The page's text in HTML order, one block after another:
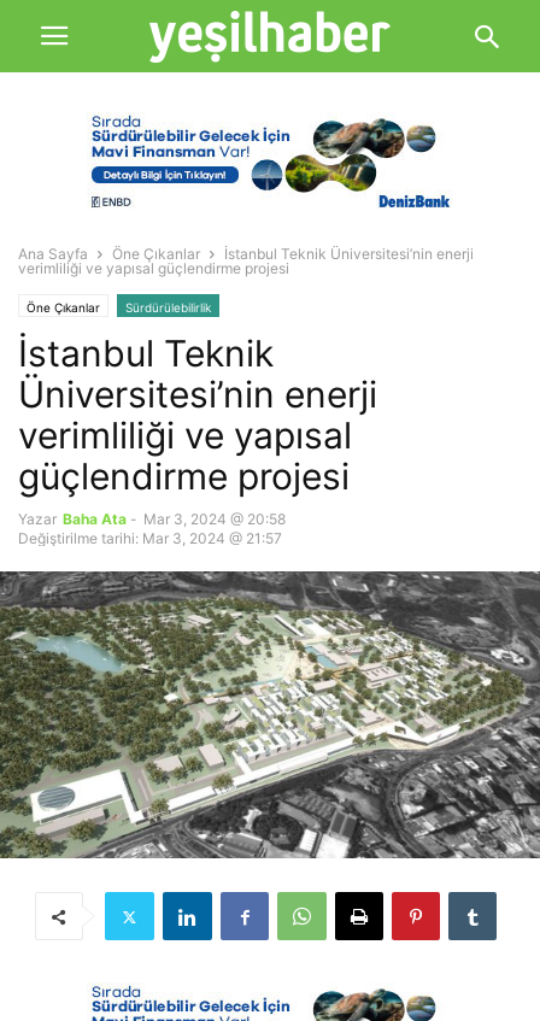
Ana Sayfa Öne Çıkanlar
İstanbul Teknik Üniversitesi’nin enerji
verimliliği ve yapısal güçlendirme projesi
Öne Çıkanlar Sürdürülebilirlik
İstanbul Teknik
Üniversitesi’nin enerji
verimliliği ve yapısal
güçlendirme projesi
Yazar Baha Ata - Mar 3, 2024 @ 20:58
Değiştirilme tarihi: Mar 3, 2024 @ 21:57